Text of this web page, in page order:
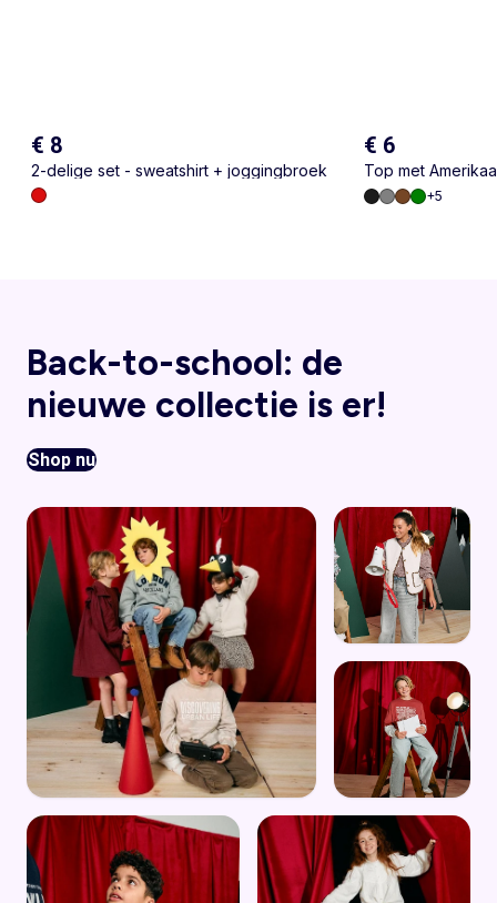
2-delige set - sweatshirt + joggingbroek
€ 8
Top met
€ 6
+5
Back-to-school: de
nieuwe collectie is er!
Shop nu